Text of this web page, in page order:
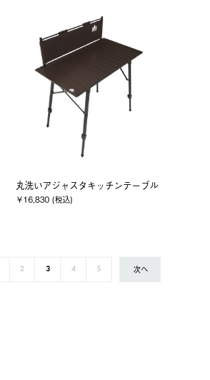
丸洗いアジャスタキッチンテーブル
￥16,830 (税込)
2 3 4 5 次へ